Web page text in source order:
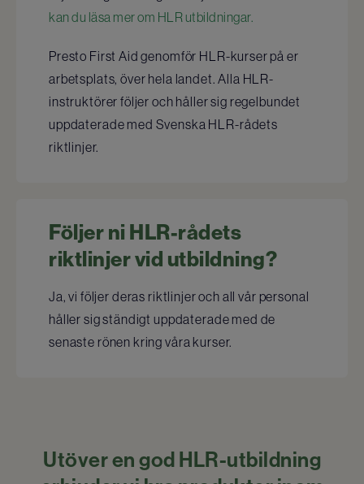
kan du läsa mer om HLR utbildningar.
Presto First Aid genomför HLR-kurser på er
arbetsplats, över hela landet. Alla HLR-
instruktörer följer och håller sig regelbundet
uppdaterade med Svenska HLR-rådets
riktlinjer.
Följer ni HLR-rådets
riktlinjer vid utbildning?
Ja, vi följer deras riktlinjer och all vår personal
håller sig ständigt uppdaterade med de
senaste rönen kring våra kurser.
Utöver en god HLR-utbildning